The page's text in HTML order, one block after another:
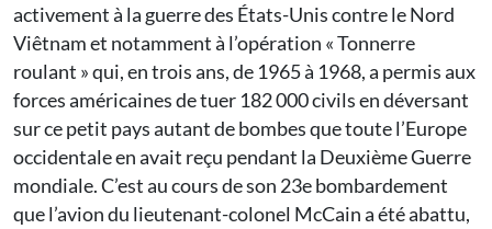
activement à la guerre des États-Unis contre le Nord
Viêtnam et notamment à l’opération « Tonnerre
roulant » qui, en trois ans, de 1965 à 1968, a permis aux
forces américaines de tuer 182 000 civils en déversant
sur ce petit pays autant de bombes que toute l’Europe
occidentale en avait reçu pendant la Deuxième Guerre
mondiale. C’est au cours de son 23e bombardement
que l’avion du lieutenant-colonel McCain a été abattu,